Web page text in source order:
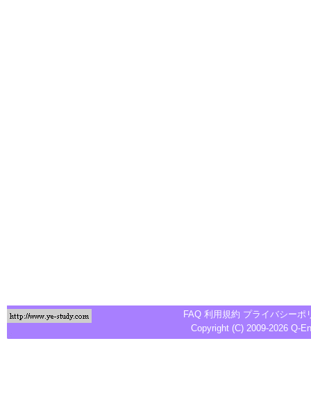
FAQ 利用規約 プライバシーポ
Copyright (C) 2009-2026 Q-